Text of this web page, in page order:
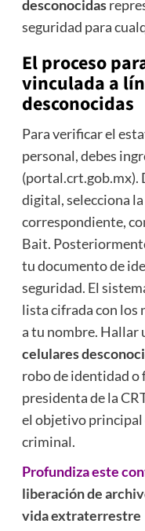
desconocidas
seguridad para
El proceso
vinculada a
desconocidas
Para verificar el
personal, debes
(portal.crt.gob.mx).
digital, selecciona
correspondiente,
Bait.
tu documento de
seguridad. El
lista cifrada con los
a tu nombre. Hallar
celulares
robo de identidad o
presidenta de la
el objetivo
criminal.
Profundiza este
liberación de
vida extraterrestre